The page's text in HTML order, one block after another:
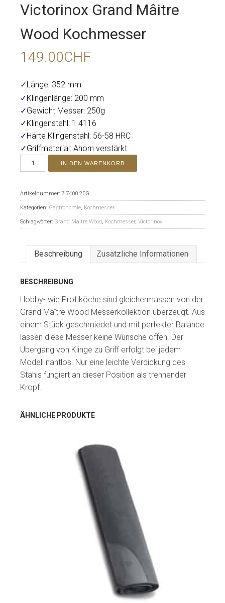
Victorinox Grand Mâitre
Wood Kochmesser
149.00CHF
✓Länge: 352 mm
✓Klingenlänge: 200 mm
✓Gewicht Messer: 250g
✓Klingenstahl: 1.4116
✓Härte Klingenstahl: 56-58 HRC
✓Griffmaterial: Ahorn verstärkt
IN DEN WARENKORB
Artikelnummer: 7.7400.20G
Kategorien: Gastronomie, Kochmesser
Schlagwörter: Grand Maitre Wood, Kochmesser, Victorinox
Beschreibung Zusätzliche Informationen
BESCHREIBUNG
Hobby- wie Profiköche sind gleichermassen von der
Grand Maître Wood Messerkollektion überzeugt. Aus
einem Stück geschmiedet und mit perfekter Balance
lassen diese Messer keine Wünsche offen. Der
Übergang von Klinge zu Griff erfolgt bei jedem
Modell nahtlos. Nur eine leichte Verdickung des
Stahls fungiert an dieser Position als trennender
Kropf.
ÄHNLICHE PRODUKTE